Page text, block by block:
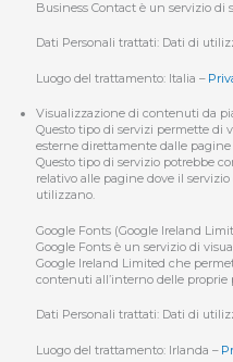
Business Contact è un servizio di
Dati Personali trattati: Dati di
Luogo del trattamento: Italia –
Visualizzazione di contenuti da
Questo tipo di servizi permette di
esterne direttamente dalle
Questo tipo di servizio potrebbe
relativo alle pagine dove il
utilizzano.
Google Fonts (Google Ireland
Google Fonts è un servizio di
Google Ireland Limited che
contenuti all’interno delle proprie
Dati Personali trattati: Dati di
Luogo del trattamento: Irlanda –